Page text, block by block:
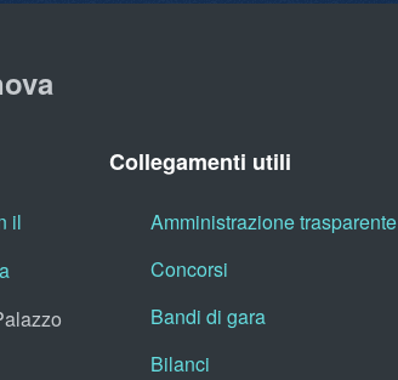
il
Collegamenti utili
Amministrazione trasparente
Concorsi
Bandi di gara
Bilanci